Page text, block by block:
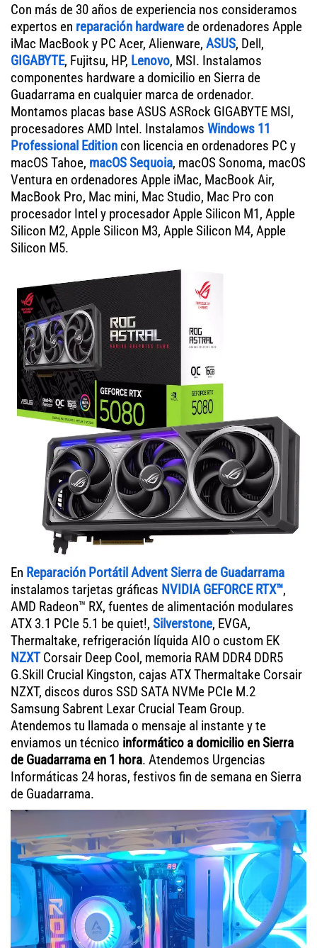
Con más de 30 años de experiencia nos consideramos
expertos en reparación hardwarede ordenadores Apple
iMac MacBook y PC Acer, Alienware, ASUS, Dell,
GIGABYTE, Fujitsu, HP, Lenovo, MSI. Instalamos
componentes hardware a domicilio en Sierra de
Guadarrama en cualquier marca de ordenador.
Montamos placas base ASUS ASRock GIGABYTE MSI,
procesadores AMD Intel. Instalamos Windows 11
Professional Edition con licencia en ordenadores PC y
macOS Tahoe, macOS Sequoia, macOS Sonoma, macOS
Ventura en ordenadores Apple iMac, MacBook Air,
MacBook Pro, Mac mini, Mac Studio, Mac Pro con
procesador Intel y procesador Apple Silicon M1, Apple
Silicon M2, Apple Silicon M3, Apple Silicon M4, Apple
Silicon M5.
En Reparación Portátil Advent Sierra de Guadarrama
instalamos tarjetas gráficas NVIDIA GEFORCE RTX™,
AMD Radeon™ RX, fuentes de alimentación modulares
ATX 3.1 PCIe 5.1 be quiet!, Silverstone, EVGA,
Thermaltake, refrigeración líquida AIO o custom EK
NZXTCorsair Deep Cool, memoria RAM DDR4 DDR5
G.Skill Crucial Kingston, cajas ATX Thermaltake Corsair
NZXT, discos duros SSD SATA NVMe PCIe M.2
Samsung Sabrent Lexar Crucial Team Group.
Atendemos tu llamada o mensaje al instante y te
enviamos un técnico informático a domicilio en Sierra
de Guadarrama en 1 hora. Atendemos Urgencias
Informáticas 24 horas, festivos fin de semana en Sierra
de Guadarrama.